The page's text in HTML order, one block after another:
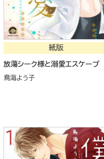
紙版
放蕩シーク様と溺愛エスケープ
鳥海よう子